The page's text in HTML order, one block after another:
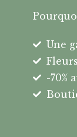
Une
-70%